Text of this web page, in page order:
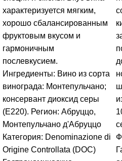
характеризуется мягким,
хорошо сбалансированным
фруктовым вкусом и
гармоничным
послевкусием.
Ингредиенты: Вино из сорта
винограда: Монтепульчано;
консервант диоксид серы
(Е220). Регион: Абруццо,
Монтепульчано д'Абруццо
Категория: Denominazione di
Origine Controllata (DOC)